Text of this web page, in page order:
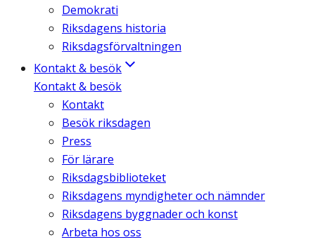
Demokrati
Riksdagens historia
Riksdagsförvaltningen
Kontakt & besök
Kontakt & besök
Kontakt
Besök riksdagen
Press
För lärare
Riksdagsbiblioteket
Riksdagens myndigheter och nämnder
Riksdagens byggnader och konst
Arbeta hos oss